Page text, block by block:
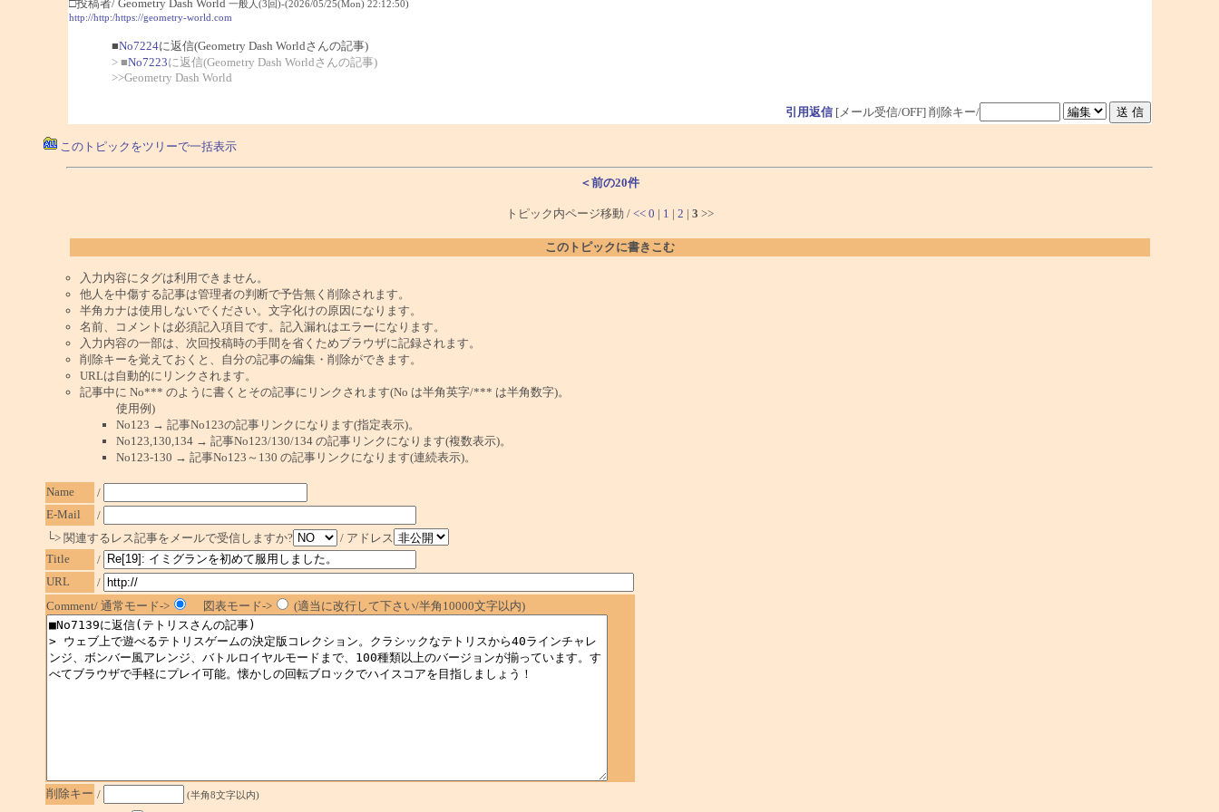
□投稿者/ Geometry Dash World 一般人(3回)-(2026/05/25(Mon) 22:12:50)
http://http:/https://geometry-world.com
■No7224に返信(Geometry Dash Worldさんの記事)
> ■No7223に返信(Geometry Dash Worldさんの記事)
>>Geometry Dash World
引用返信[メール受信/OFF] 削除キー/
このトピックをツリーで一括表示
＜前の20件
トピック内ページ移動 / << 0 | 1 | 2 | 3 >>
このトピックに書きこむ
入力内容にタグは利用できません。
他人を中傷する記事は管理者の判断で予告無く削除されます。
半角カナは使用しないでください。文字化けの原因になります。
名前、コメントは必須記入項目です。記入漏れはエラーになります。
入力内容の一部は、次回投稿時の手間を省くためブラウザに記録されます。
削除キーを覚えておくと、自分の記事の編集・削除ができます。
URLは自動的にリンクされます。
記事中に No*** のように書くとその記事にリンクされます(No は半角英字/*** は半角数字)。
使用例)
No123 → 記事No123の記事リンクになります(指定表示)。
No123,130,134 → 記事No123/130/134 の記事リンクになります(複数表示)。
No123-130 → 記事No123～130 の記事リンクになります(連続表示)。
Name
/
E-Mail
/
└> 関連するレス記事をメールで受信しますか?
/ アドレス
Title
/
URL
/
Comment/ 通常モード->
図表モード-> (適当に改行して下さい/半角10000文字以内)
削除キー / (半角8文字以内)